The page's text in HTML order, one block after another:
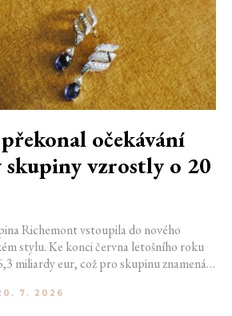
očekávání
vzrostly o 20
Richemont vstoupila do nového
stylu. Ke konci června letošního roku
miliardy eur, což pro skupinu znamená
přetrvávající ekonomickou nejistotu
7. 2026